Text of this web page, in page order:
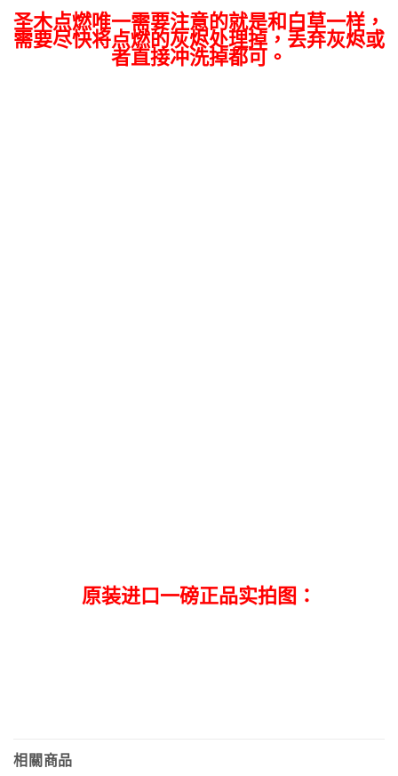
圣木点燃唯一需要注意的就是和白草一样，
需要尽快将点燃的灰烬处理掉，丢弃灰烬或
者直接冲洗掉都可。
原装进口一磅正品实拍图：
相關商品